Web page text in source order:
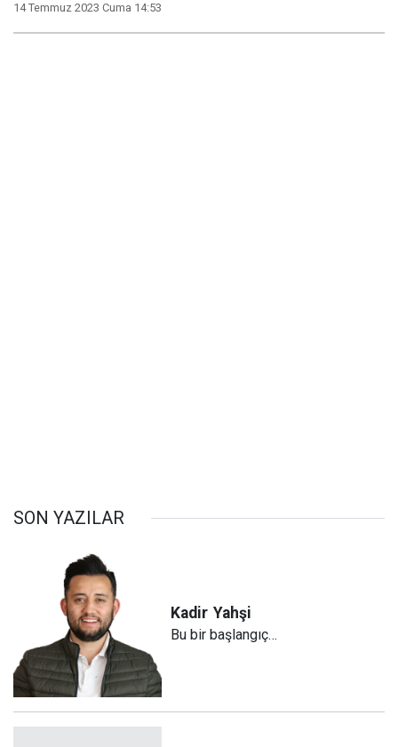
14 Temmuz 2023 Cuma 14:53
SON YAZILAR
Kadir Yahşi
Bu bir başlangıç…